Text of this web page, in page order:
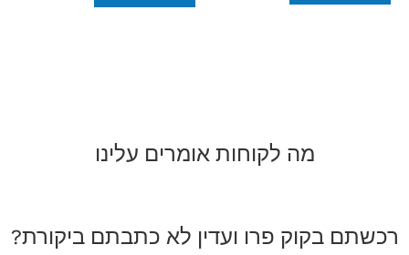
מה לקוחות אומרים עלינו
רכשתם בקוק פרו ועדין לא כתבתם ביקורת?